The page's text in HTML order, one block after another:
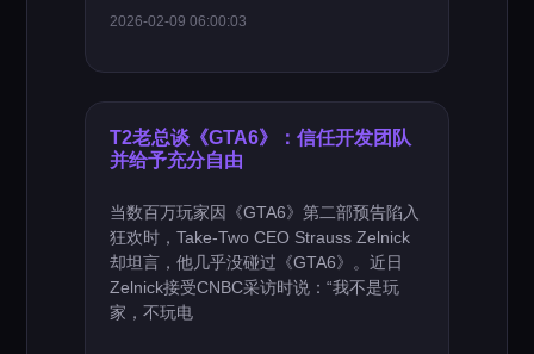
2026-02-09 06:00:03
T2老总谈《GTA6》：信任开发团队
并给予充分自由
当数百万玩家因《GTA6》第二部预告陷入
狂欢时，Take-Two CEO Strauss Zelnick
却坦言，他几乎没碰过《GTA6》。近日
Zelnick接受CNBC采访时说：“我不是玩
家，不玩电